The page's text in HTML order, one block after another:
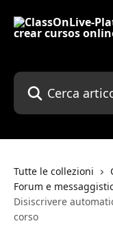
Cerca articoli…
Tutte le collezioni
Forum e
Disiscrivere
corso